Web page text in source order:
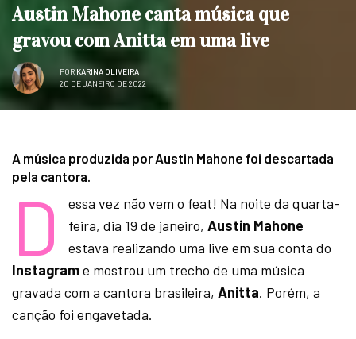
Austin Mahone canta música que
gravou com Anitta em uma live
POR KARINA OLIVEIRA
20 DE JANEIRO DE 2022
A música produzida por Austin Mahone foi descartada
pela cantora.
D
essa vez não vem o feat! Na noite da quarta-
feira, dia 19 de janeiro, Austin Mahone
estava realizando uma live em sua conta do
Instagrame mostrou um trecho de uma música
gravada com a cantora brasileira,Anitta. Porém, a
canção foi engavetada.